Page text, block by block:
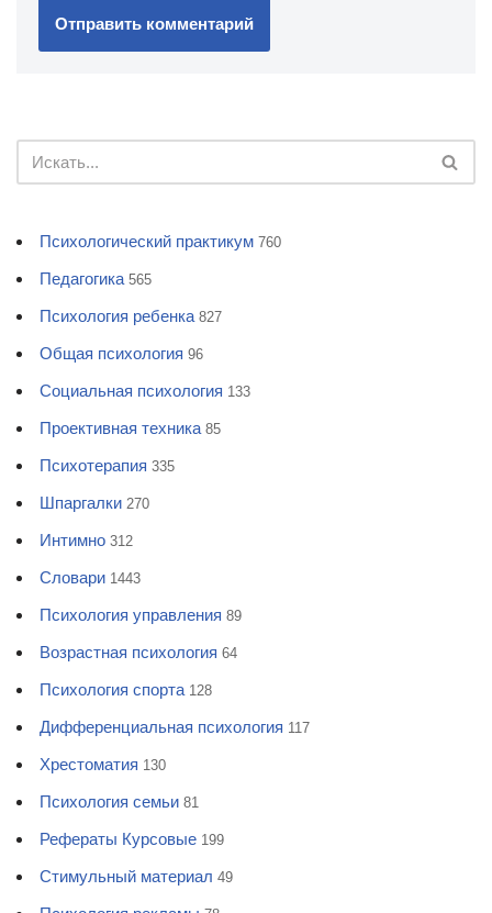
Психологический практикум 760
Педагогика 565
Психология ребенка 827
Общая психология 96
Социальная психология 133
Проективная техника 85
Психотерапия 335
Шпаргалки 270
Интимно 312
Словари 1443
Психология управления 89
Возрастная психология 64
Психология спорта 128
Дифференциальная психология 117
Хрестоматия 130
Психология семьи 81
Рефераты Курсовые 199
Стимульный материал 49